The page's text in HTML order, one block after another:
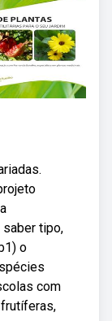
saber tipo,
o
com